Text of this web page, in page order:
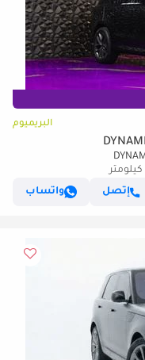
البريميوم
إتصل
واتساب